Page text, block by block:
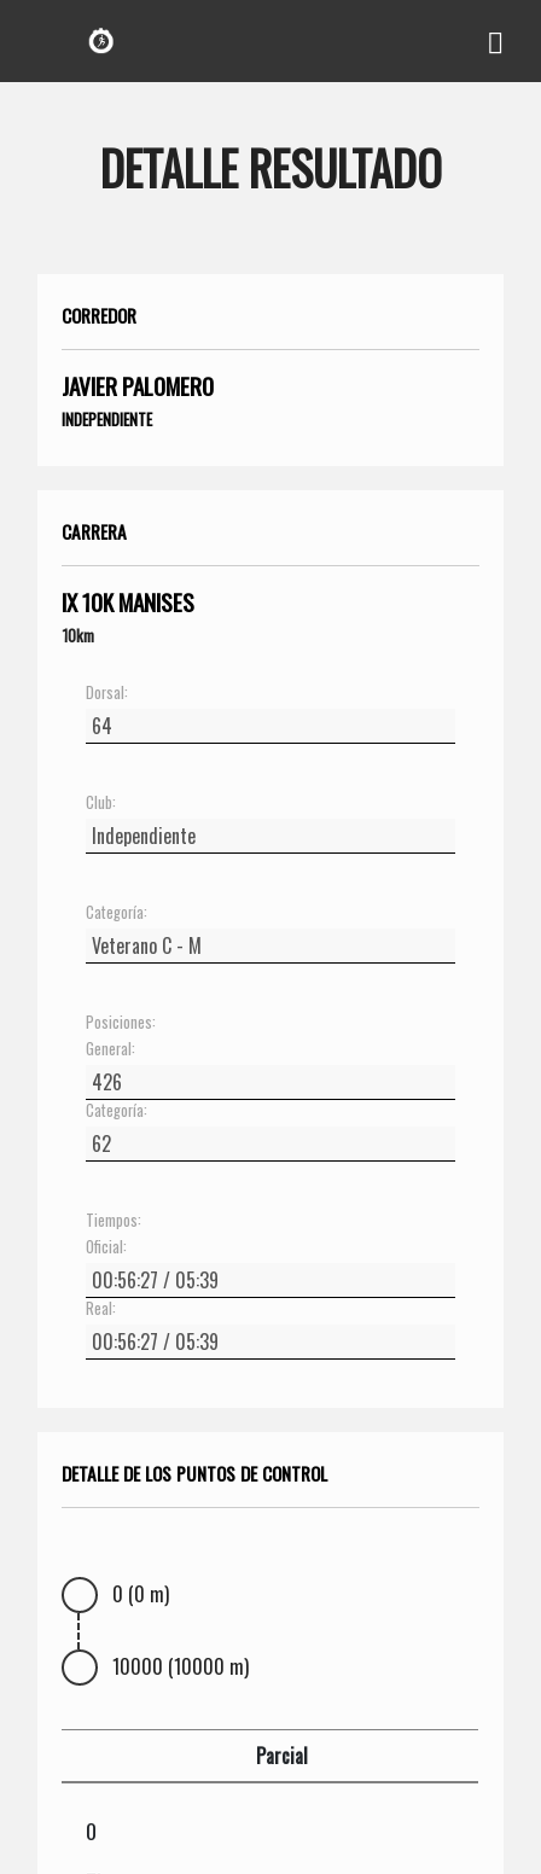
DETALLE RESULTADO
CORREDOR
JAVIER PALOMERO
INDEPENDIENTE
CARRERA
IX 10K MANISES
10km
Dorsal:
Club:
Categoría:
Posiciones:
General:
Categoría:
Tiempos:
Oficial:
Real:
DETALLE DE LOS PUNTOS DE CONTROL
0 (0 m)
10000 (10000 m)
Parcial
0